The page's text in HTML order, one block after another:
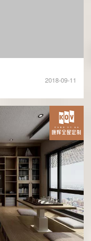
2018-09-11